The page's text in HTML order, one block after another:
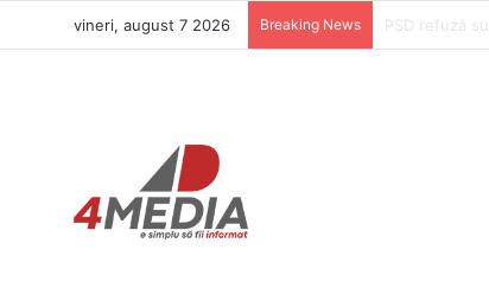
vineri, august 7 2026 Breaking News Donald